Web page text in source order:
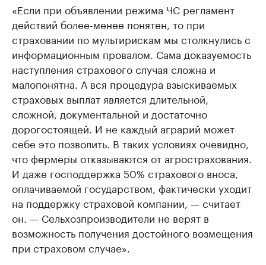
«Если при объявлении режима ЧС регламент
действий более-менее понятен, то при
страховании по мультирискам мы столкнулись с
информационным провалом. Сама доказуемость
наступления страхового случая сложна и
малопонятна. А вся процедура взыскиваемых
страховых выплат является длительной,
сложной, документальной и достаточно
дорогостоящей. И не каждый аграрий может
себе это позволить. В таких условиях очевидно,
что фермеры отказываются от агрострахования.
И даже господдержка 50% страхового вноса,
оплачиваемой государством, фактически уходит
на поддержку страховой компании, — считает
он. — Сельхозпроизводители не верят в
возможность получения достойного возмещения
при страховом случае».